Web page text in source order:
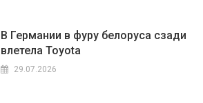
В Германии в фуру белоруса сзади
влетела Toyota
29.07.2026